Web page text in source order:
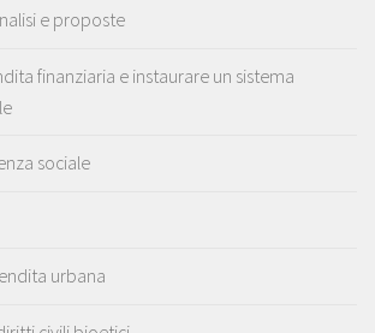
e proposte
finanziaria e instaurare un sistema
sociale
urbana